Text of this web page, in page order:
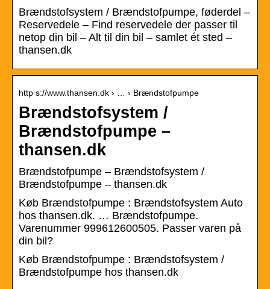
Brændstofsystem / Brændstofpumpe, føderdel –
Reservedele – Find reservedele der passer til
netop din bil – Alt til din bil – samlet ét sted –
thansen.dk
http s://www.thansen.dk › … › Brændstofpumpe
Brændstofsystem /
Brændstofpumpe –
thansen.dk
Brændstofpumpe – Brændstofsystem /
Brændstofpumpe – thansen.dk
Køb Brændstofpumpe : Brændstofsystem Auto
hos thansen.dk. … Brændstofpumpe.
Varenummer 999612600505. Passer varen på
din bil?
Køb Brændstofpumpe : Brændstofsystem /
Brændstofpumpe hos thansen.dk